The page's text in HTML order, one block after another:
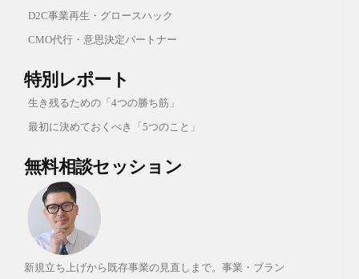
D2C事業再生・グロースハック
CMO代行・意思決定パートナー
特別レポート
生き残るための「4つの勝ち筋」
最初に決めておくべき「5つのこと」
無料相談セッション
新規立ち上げから既存事業の見直しまで。事業・ブラン